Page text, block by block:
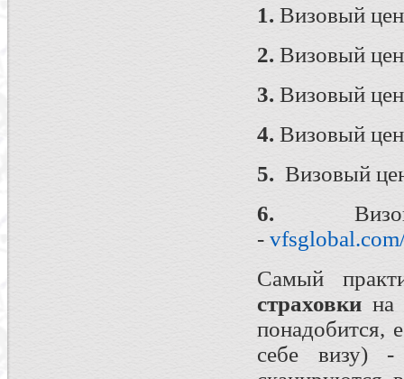
1. Визовый
2. Визовый
3. Визовый
4. Визовый
5. Визовый
6.
-
Самый
страховки на
понадобится,
себе визу)